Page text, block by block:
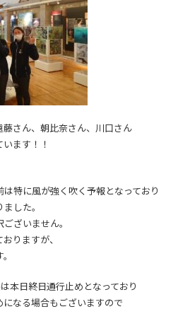
さん、朝比奈さん、川口さん
ます！！
特に風が強く吹く予報となっており
した。
ざいません。
りますが、
本日終日通行止めとなっており
なる場合もございますので